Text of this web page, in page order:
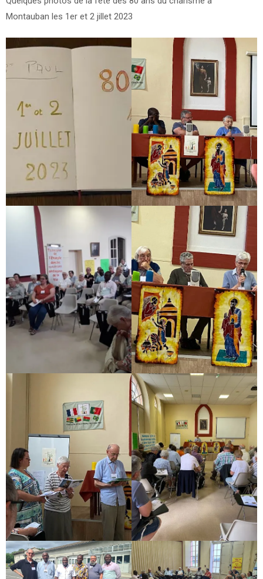
01/10/2023
Montauban les 1er et 2 jillet 2023